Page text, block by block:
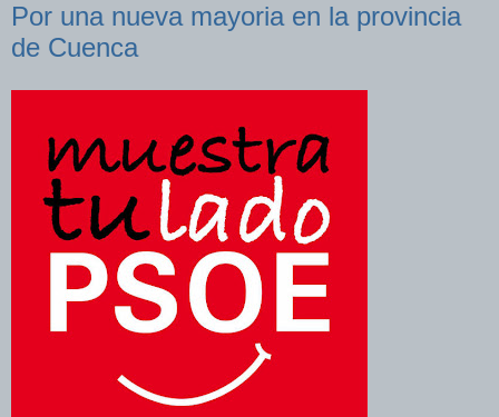
Por una nueva mayoria en la provincia
de Cuenca